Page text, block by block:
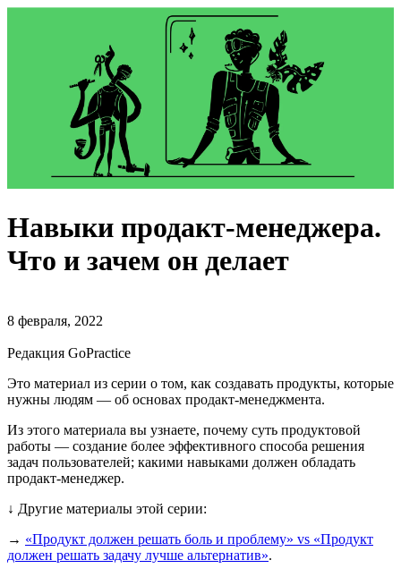
Навыки продакт-менеджера.
Что и зачем он делает
8 февраля, 2022
Редакция GoPractice
Это материал из серии о том, как создавать продукты, которые
нужны людям — об основах продакт-менеджмента.
Из этого материала вы узнаете, почему суть продуктовой
работы — создание более эффективного способа решения
задач пользователей; какими навыками должен обладать
продакт-менеджер.
↓ Другие материалы этой серии:
→ «Продукт должен решать боль и проблему» vs «Продукт
должен решать задачу лучше альтернатив».